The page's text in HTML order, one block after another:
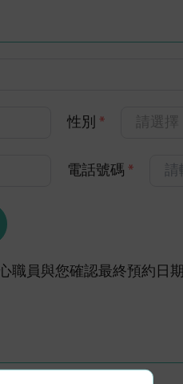
性別* 請選擇
電話號碼*
職員與您確認最終預約日期